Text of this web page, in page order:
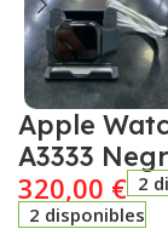
Apple
A3333
320,00 € 2
2 disponibles